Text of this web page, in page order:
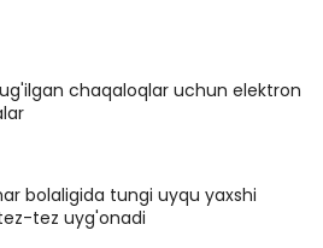
chaqaloqlar uchun elektron
bolaligida tungi uyqu yaxshi
tez uyg'onadi